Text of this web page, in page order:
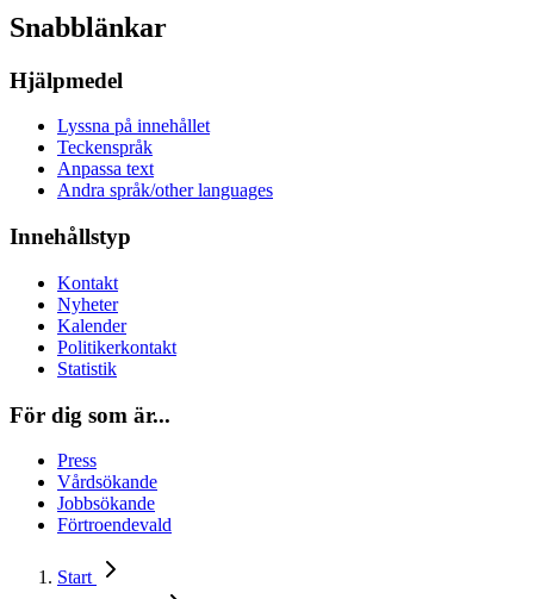
Snabblänkar
Hjälpmedel
Lyssna på innehållet
Teckenspråk
Anpassa text
Andra språk/other languages
Innehållstyp
Kontakt
Nyheter
Kalender
Politikerkontakt
Statistik
För dig som är...
Press
Vårdsökande
Jobbsökande
Förtroendevald
Start